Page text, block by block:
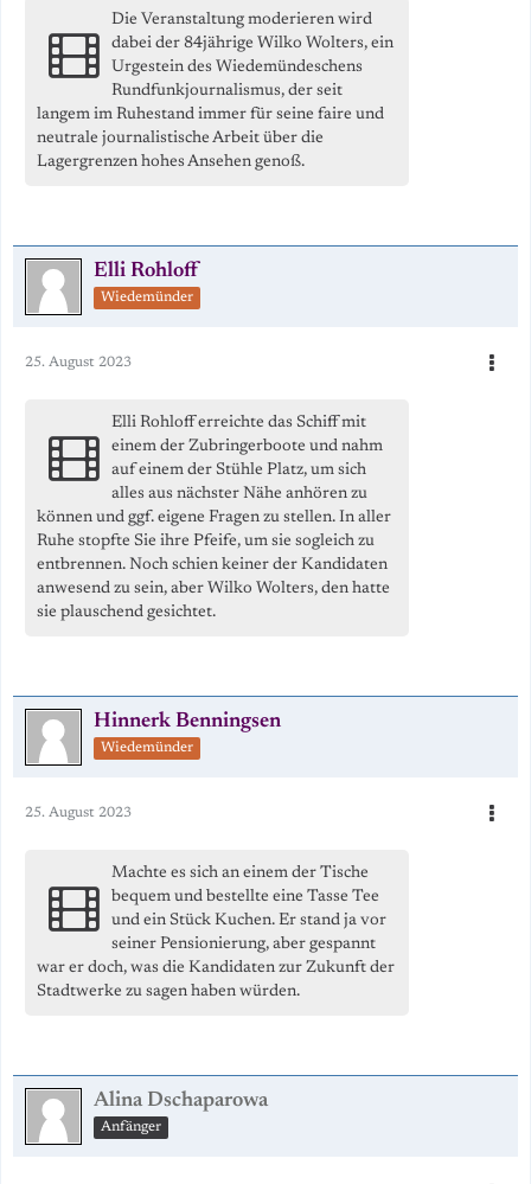
Die Veranstaltung moderieren wird
dabei der 84jährige Wilko Wolters, ein
Urgestein des Wiedemündeschens
Rundfunkjournalismus, der seit
langem im Ruhestand immer für seine faire und
neutrale journalistische Arbeit über die
Lagergrenzen hohes Ansehen genoß.
Elli Rohloff
Wiedemünder
25. August 2023
Elli Rohloff erreichte das Schiff mit
einem der Zubringerboote und nahm
auf einem der Stühle Platz, um sich
alles aus nächster Nähe anhören zu
können und ggf. eigene Fragen zu stellen. In aller
Ruhe stopfte Sie ihre Pfeife, um sie sogleich zu
entbrennen. Noch schien keiner der Kandidaten
anwesend zu sein, aber Wilko Wolters, den hatte
sie plauschend gesichtet.
Hinnerk Benningsen
Wiedemünder
25. August 2023
Machte es sich an einem der Tische
bequem und bestellte eine Tasse Tee
und ein Stück Kuchen. Er stand ja vor
seiner Pensionierung, aber gespannt
war er doch, was die Kandidaten zur Zukunft der
Stadtwerke zu sagen haben würden.
Alina Dschaparowa
Anfänger